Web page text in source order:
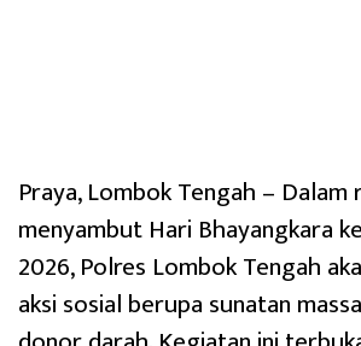
Praya, Lombok Tengah – Dalam
menyambut Hari Bhayangkara
2026, Polres Lombok Tengah
aksi sosial berupa sunatan